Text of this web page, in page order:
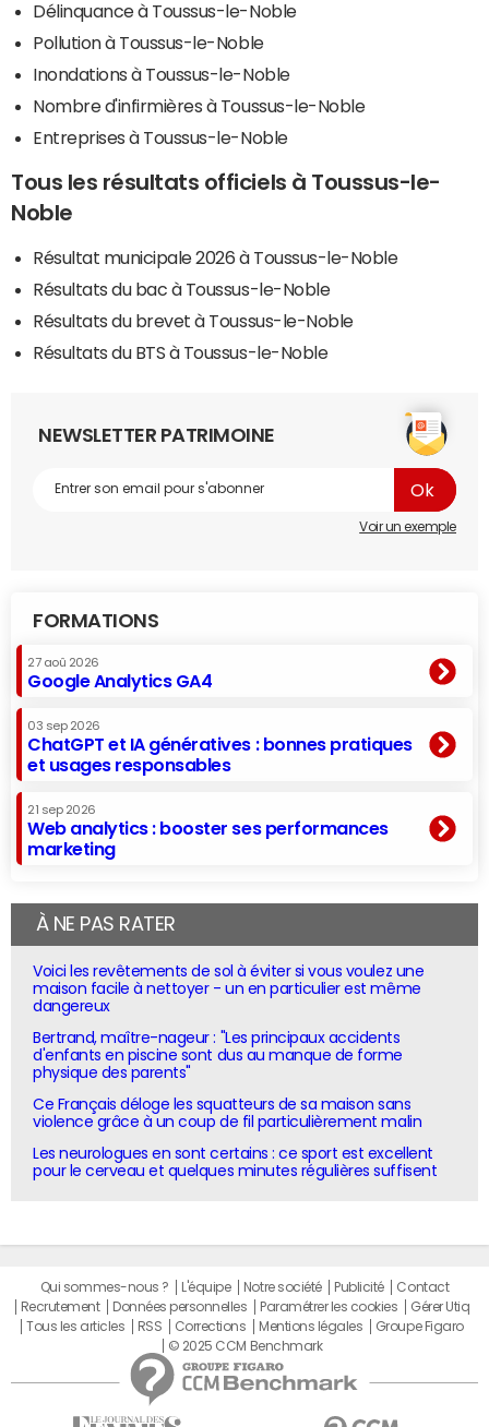
Délinquance à Toussus-le-Noble
Pollution à Toussus-le-Noble
Inondations à Toussus-le-Noble
Nombre d'infirmières à Toussus-le-Noble
Entreprises à Toussus-le-Noble
Tous les résultats officiels à Toussus-le-
Noble
Résultat municipale 2026 à Toussus-le-Noble
Résultats du bac à Toussus-le-Noble
Résultats du brevet à Toussus-le-Noble
Résultats du BTS à Toussus-le-Noble
NEWSLETTER PATRIMOINE
Voir un exemple
FORMATIONS
27 aoû 2026
Google Analytics GA4
03 sep 2026
ChatGPT et IA génératives : bonnes pratiques
et usages responsables
21 sep 2026
Web analytics : booster ses performances
marketing
À NE PAS RATER
Voici les revêtements de sol à éviter si vous voulez une
maison facile à nettoyer - un en particulier est même
dangereux
Bertrand, maître-nageur : "Les principaux accidents
d'enfants en piscine sont dus au manque de forme
physique des parents"
Ce Français déloge les squatteurs de sa maison sans
violence grâce à un coup de fil particulièrement malin
Les neurologues en sont certains : ce sport est excellent
pour le cerveau et quelques minutes régulières suffisent
Qui sommes-nous ? L'équipe Notre société Publicité
Contact
Recrutement
Données personnelles Paramétrer les cookies
Gérer Utiq
Tous les articles
RSS Corrections Mentions légales
Groupe Figaro
© 2025 CCM Benchmark